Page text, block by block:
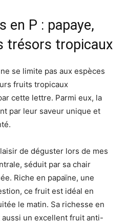
en P : papaye,
trésors tropicaux
se limite pas aux espèces
fruits tropicaux
cette lettre. Parmi eux, la
par leur saveur unique et
de déguster lors de mes
séduit par sa chair
Riche en papaïne, une
ce fruit est idéal en
le matin. Sa richesse en
aussi un excellent fruit anti-